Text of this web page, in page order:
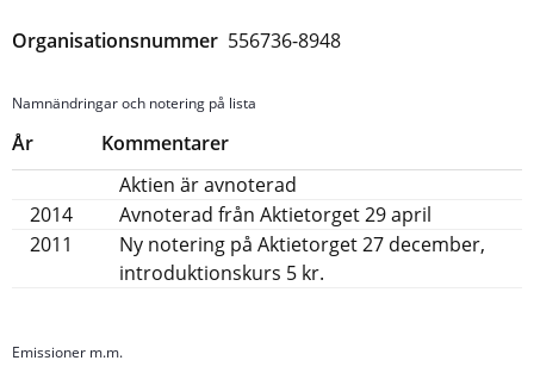
Organisationsnummer 556736-8948
Namnändringar och notering på lista
År
Kommentarer
Aktien är avnoterad
2014
Avnoterad från Aktietorget 29 april
2011
Ny notering på Aktietorget 27 december,
introduktionskurs 5 kr.
Emissioner m.m.